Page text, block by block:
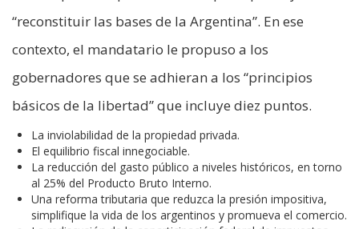
“reconstituir las bases de la Argentina”. En ese
contexto, el mandatario le propuso a los
gobernadores que se adhieran a los “principios
básicos de la libertad” que incluye diez puntos.
La inviolabilidad de la propiedad privada.
El equilibrio fiscal innegociable.
La reducción del gasto público a niveles históricos, en torno
al 25% del Producto Bruto Interno.
Una reforma tributaria que reduzca la presión impositiva,
simplifique la vida de los argentinos y promueva el comercio.